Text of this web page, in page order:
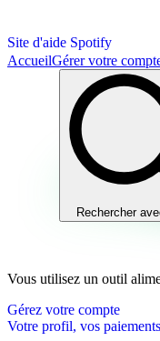
Site d'aide Spotify
AccueilGérer votre
Rechercher
Vous utilisez un outil
Gérez votre compte
Votre profil, vos